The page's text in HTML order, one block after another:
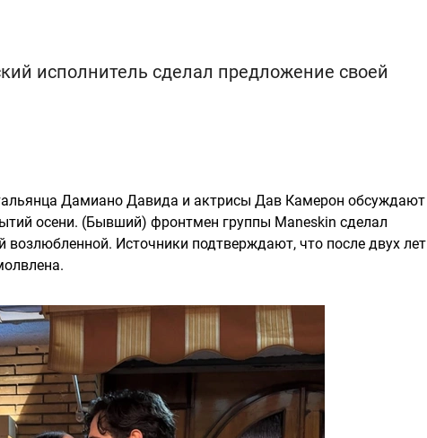
исполнитель сделал предложение своей
Дамиано Давида и актрисы Дав Камерон обсуждают
осени. (Бывший) фронтмен группы Maneskin сделал
возлюбленной. Источники подтверждают, что после двух лет